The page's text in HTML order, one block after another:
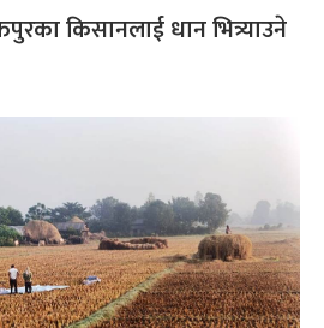
किसानलाई धान भित्र्याउने